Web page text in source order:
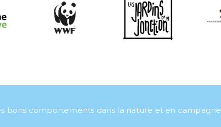
bons comportements dans la nature et en campagne